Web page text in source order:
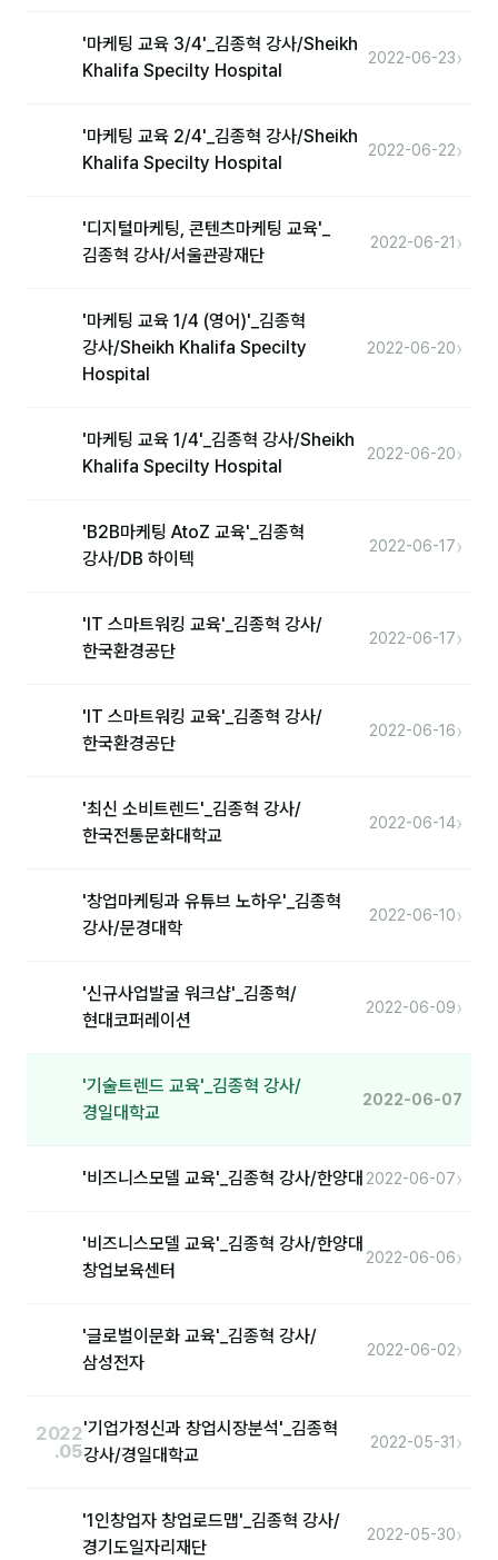
재무·계약
B2B 영업도구
용어사전
트렌드 리포트
영상자료실
등급 · 포인트
💰 교육 견적 계산기
공지사항
'마케팅 교육 3/4'_김종혁 강사/Sheikh
Khalifa Specilty Hospital
2022-06-23›
'마케팅 교육 2/4'_김종혁 강사/Sheikh
Khalifa Specilty Hospital
2022-06-22›
'디지털마케팅, 콘텐츠마케팅 교육'_
김종혁 강사/서울관광재단
2022-06-21 ›
'마케팅 교육 1/4 (영어)'_김종혁
강사/Sheikh Khalifa Specilty
Hospital
2022-06-20›
'마케팅 교육 1/4'_김종혁 강사/Sheikh
Khalifa Specilty Hospital
2022-06-20›
'B2B마케팅 AtoZ 교육'_김종혁
강사/DB 하이텍
2022-06-17›
'IT 스마트워킹 교육'_김종혁 강사/
한국환경공단
2022-06-17›
'IT 스마트워킹 교육'_김종혁 강사/
한국환경공단
2022-06-16›
'최신 소비트렌드'_김종혁 강사/
한국전통문화대학교
2022-06-14›
'창업마케팅과 유튜브 노하우'_김종혁
강사/문경대학
2022-06-10›
'신규사업발굴 워크샵'_김종혁/
현대코퍼레이션
2022-06-09›
'기술트렌드 교육'_김종혁 강사/
경일대학교
2022-06-07
'비즈니스모델 교육'_김종혁 강사/한양대 2022-06-07›
'비즈니스모델 교육'_김종혁 강사/한양대
창업보육센터
2022-06-06›
'글로벌이문화 교육'_김종혁 강사/
삼성전자
2022-06-02›
2022
.05
'기업가정신과 창업시장분석'_김종혁
강사/경일대학교
2022-05-31 ›
'1인창업자 창업로드맵'_김종혁 강사/
경기도일자리재단
2022-05-30›